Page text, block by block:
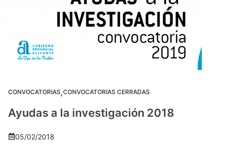
CONVOCATORIAS,CONVOCATORIAS CERRADAS
Ayudas a la investigación 2018
05/02/2018